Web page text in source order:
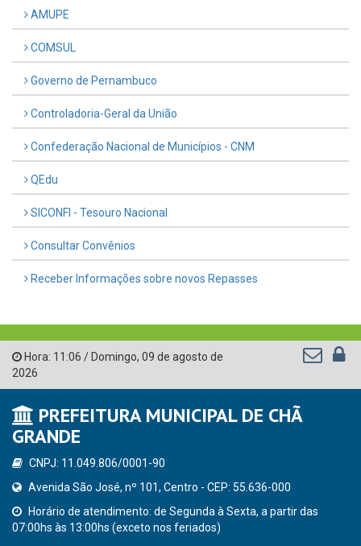
AMUPE
COMSUL
Governo de Pernambuco
Controladoria-Geral da União
Confederação Nacional de Municípios - CNM
QEdu
SICONFI - Tesouro Nacional
Consultar Convênios
Receber Informações sobre novos Repasses
Hora: 11:06 / Domingo, 09 de agosto de
2026
PREFEITURA MUNICIPAL DE CHÃ
GRANDE
CNPJ: 11.049.806/0001-90
Avenida São José, nº 101, Centro - CEP: 55.636-000
Horário de atendimento: de Segunda à Sexta, a partir das
07:00hs às 13:00hs (exceto nos feriados)